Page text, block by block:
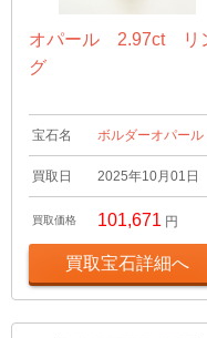
オパール 2.97ct リ
グ
宝石名 ボルダーオパール
買取日 2025年10月01日
買取価格 101,671 円
買取宝石詳細へ